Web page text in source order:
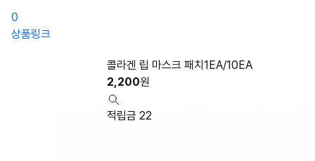
0
상품링크
콜라겐 립 마스크 패치1EA/10EA
2,200원
적립금 22